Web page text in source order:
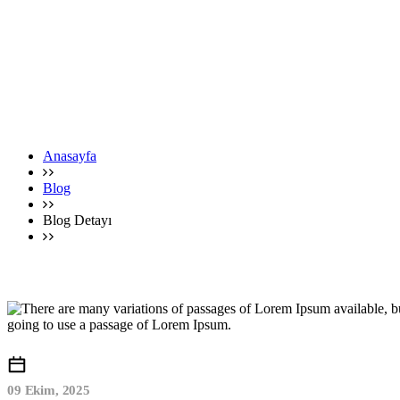
Anasayfa
Blog
Blog Detayı
09 Ekim, 2025